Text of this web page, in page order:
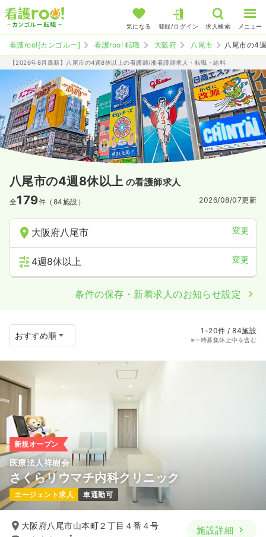
気になる 登録/ログイン 求人検索 メニュー
看護roo![カンゴルー] 看護roo! 転職 大阪府 八尾市 八尾市の4
【2026年8月最新】八尾市の4週8休以上の看護師/准看護師求人・転職・給料
八尾市の4週8休以上 の看護師求人
全179件（84施設） 2026/08/07更新
大阪府八尾市 変更
4週8休以上 変更
条件の保存・新着求人のお知らせ設定
1-20件 / 84施設
※一時募集休止中を含む
新規オープン
医療法人祥樹会
さくらリウマチ内科クリニック
エージェント求人 車通勤可
大阪府八尾市山本町２丁目４番４号
施設詳細